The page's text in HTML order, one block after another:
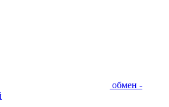
обмен -